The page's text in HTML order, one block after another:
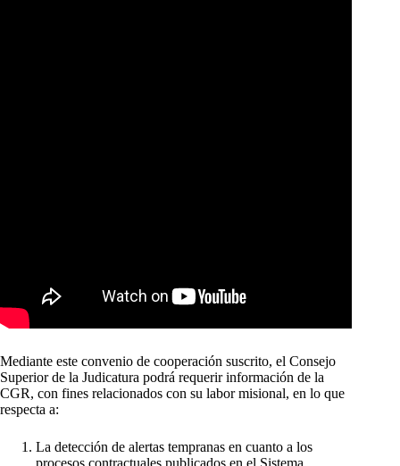
Mediante este convenio de cooperación suscrito, el Consejo
Superior de la Judicatura podrá requerir información de la
CGR, con fines relacionados con su labor misional, en lo que
respecta a:
La detección de alertas tempranas en cuanto a los
procesos contractuales publicados en el Sistema